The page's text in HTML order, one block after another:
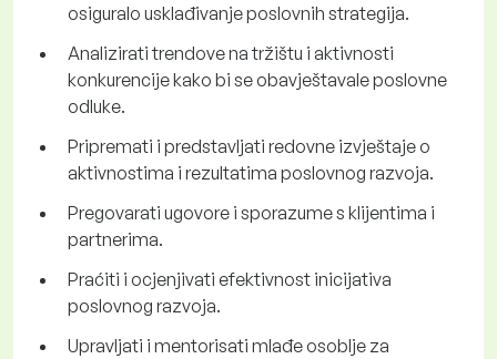
osiguralo usklađivanje poslovnih strategija.
Analizirati trendove na tržištu i aktivnosti
konkurencije kako bi se obavještavale poslovne
odluke.
Pripremati i predstavljati redovne izvještaje o
aktivnostima i rezultatima poslovnog razvoja.
Pregovarati ugovore i sporazume s klijentima i
partnerima.
Praćiti i ocjenjivati efektivnost inicijativa
poslovnog razvoja.
Upravljati i mentorisati mlađe osoblje za